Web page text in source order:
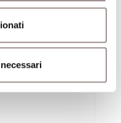
tradizioni